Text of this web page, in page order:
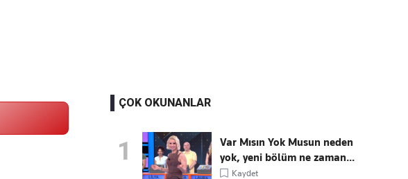
ÇOK OKUNANLAR
1
Var Mısın Yok Musun neden
yok, yeni bölüm ne zaman...
Kaydet